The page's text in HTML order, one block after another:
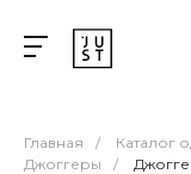
Главная / Каталог
Джоггеры
/